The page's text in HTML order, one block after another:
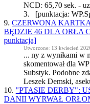
NCD: 65,70 sek. -
3. [punktacja: WP.
9. CZERWONA
BĘDZIE 46 DLA ORŁA
punktacja]
Utworzone: 13 kwiecień
... ny z wynikami w
skomentował dla WP
Substyk. Podobne
Leszek Demski,
10. "PTASIE DERBY":
DANII WYRWAŁ